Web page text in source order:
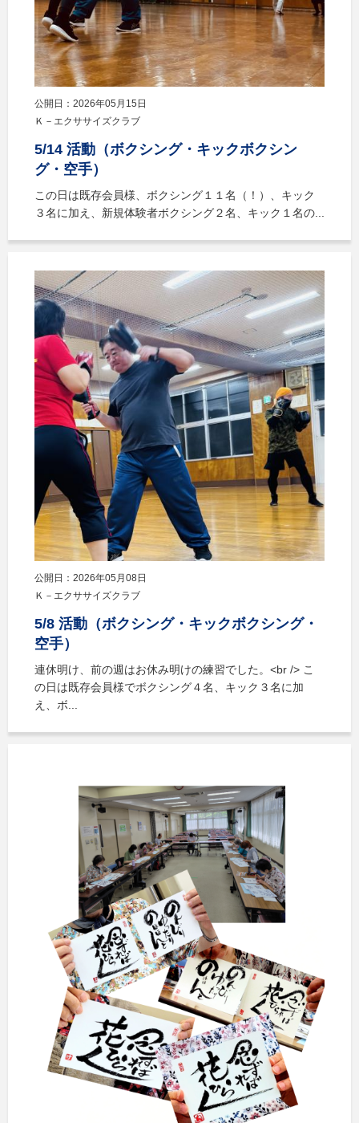
公開日：2026年05月15日
Ｋ－エクササイズクラブ
5/14 活動（ボクシング・キックボクシン
グ・空手）
この日は既存会員様、ボクシング１１名（！）、キック
３名に加え、新規体験者ボクシング２名、キック１名の...
公開日：2026年05月08日
Ｋ－エクササイズクラブ
5/8 活動（ボクシング・キックボクシング・
空手）
連休明け、前の週はお休み明けの練習でした。<br /> こ
の日は既存会員様でボクシング４名、キック３名に加
え、ボ...